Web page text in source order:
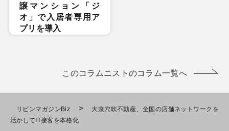
譲マンション「ジ
オ」で入居者専用ア
プリを導入
このコラムニストのコラム一覧へ
リビンマガジンBiz >
大京穴吹不動産、全国の店舗ネットワークを
活かしてIT接客を本格化